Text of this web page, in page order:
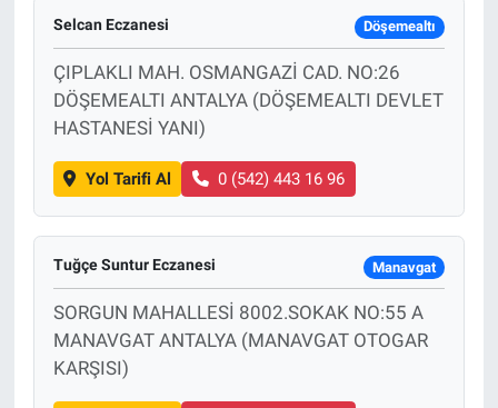
Selcan Eczanesi Döşemealtı
ÇIPLAKLI MAH. OSMANGAZİ CAD. NO:26
DÖŞEMEALTI ANTALYA (DÖŞEMEALTI DEVLET
HASTANESİ YANI)
Yol Tarifi Al 0 (542) 443 16 96
Tuğçe Suntur Eczanesi Manavgat
SORGUN MAHALLESİ 8002.SOKAK NO:55 A
MANAVGAT ANTALYA (MANAVGAT OTOGAR
KARŞISI)